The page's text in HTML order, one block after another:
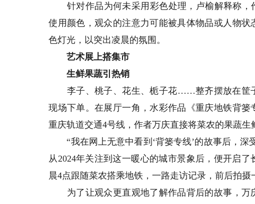
针对作品为何未采用彩色处理，卢榆解释称，
使用颜色，观众的注意力可能被具体物品或人物
色灯光，以突出凌晨的氛围。
艺术展上搭集市
生鲜果蔬引热销
李子、桃子、花生、栀子花……整齐摆放在筐
现场下单。在展厅一角，水彩作品《重庆地铁背
重庆轨道交通4号线，作者万庆直接将菜农的果蔬生
“我在网上无意中看到‘背篓专线’的故事后，深
从2024年关注到这一暖心的城市景象后，便开启
晨4点跟随菜农搭乘地铁，一路走访记录，前后拍摄
为了让观众更直观地了解作品背后的故事，万